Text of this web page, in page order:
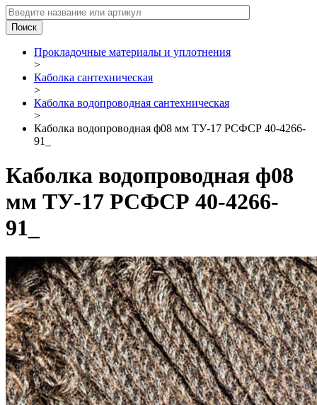
Прокладочные материалы и уплотнения
>
Каболка сантехническая
>
Каболка водопроводная сантехническая
>
Каболка водопроводная ф08 мм ТУ-17 РСФСР 40-4266-
91_
Каболка водопроводная ф08
мм ТУ-17 РСФСР 40-4266-
91_